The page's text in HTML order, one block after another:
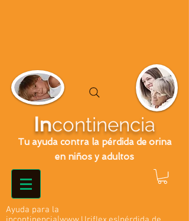
Incontinencia
Tu ayuda contra la pérdida de orina
en niños y adultos
Ayuda para la